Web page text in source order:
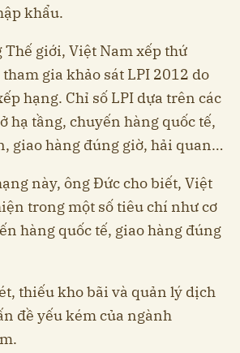
khẩu.
Thế giới, Việt Nam xếp thứ
gia khảo sát LPI 2012 do
hạng. Chỉ số LPI dựa trên các
hạ tầng, chuyến hàng quốc tế,
giao hàng đúng giờ, hải quan…
này, ông Đức cho biết, Việt
trong một số tiêu chí như cơ
hàng quốc tế, giao hàng đúng
thiếu kho bãi và quản lý dịch
đề yếu kém của ngành